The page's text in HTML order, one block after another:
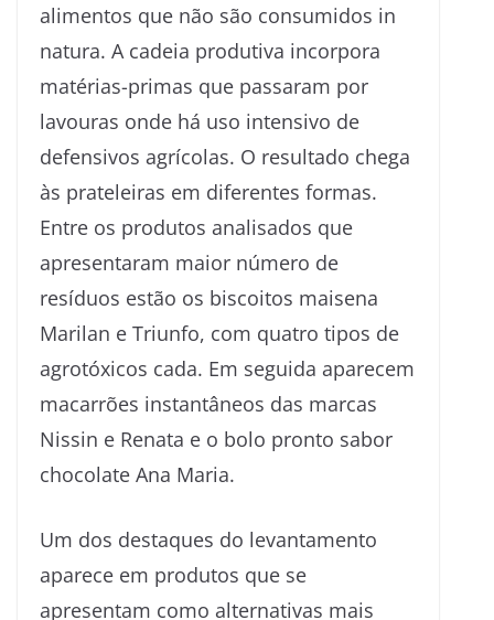
alimentos que não são consumidos in
natura. A cadeia produtiva incorpora
matérias-primas que passaram por
lavouras onde há uso intensivo de
defensivos agrícolas. O resultado chega
às prateleiras em diferentes formas.
Entre os produtos analisados que
apresentaram maior número de
resíduos estão os biscoitos maisena
Marilan e Triunfo, com quatro tipos de
agrotóxicos cada. Em seguida aparecem
macarrões instantâneos das marcas
Nissin e Renata e o bolo pronto sabor
chocolate Ana Maria.
Um dos destaques do levantamento
aparece em produtos que se
apresentam como alternativas mais